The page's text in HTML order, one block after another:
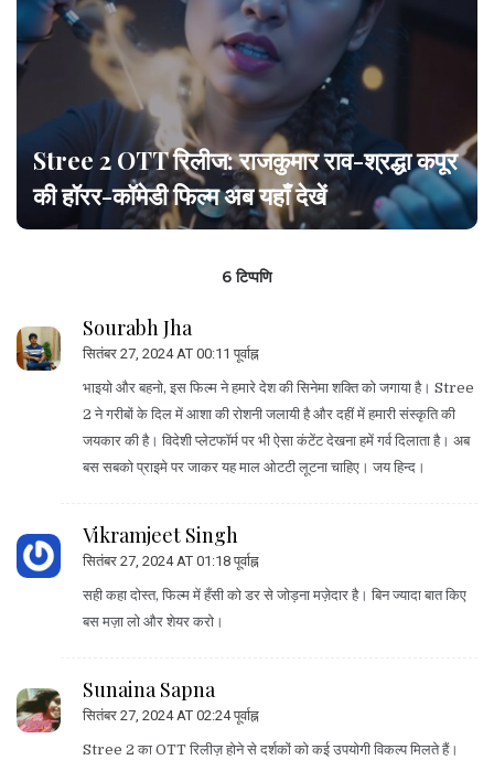
Stree 2 OTT रिलीज: राजकुमार राव-श्रद्धा कपूर
की हॉरर-कॉमेडी फिल्म अब यहाँ देखें
6 टिप्पणि
Sourabh Jha
सितंबर 27, 2024 AT 00:11 पूर्वाह्न
भाइयो और बहनो, इस फिल्म ने हमारे देश की सिनेमा शक्ति को जगाया है। Stree
2 ने गरीबों के दिल में आशा की रोशनी जलायी है और दहीं में हमारी संस्कृति की
जयकार की है। विदेशी प्लेटफॉर्म पर भी ऐसा कंटेंट देखना हमें गर्व दिलाता है। अब
बस सबको प्राइमे पर जाकर यह माल ओटटी लूटना चाहिए। जय हिन्द।
Vikramjeet Singh
सितंबर 27, 2024 AT 01:18 पूर्वाह्न
सही कहा दोस्त, फिल्म में हँसी को डर से जोड़ना मज़ेदार है। बिन ज्यादा बात किए
बस मज़ा लो और शेयर करो।
Sunaina Sapna
सितंबर 27, 2024 AT 02:24 पूर्वाह्न
Stree 2 का OTT रिलीज़ होने से दर्शकों को कई उपयोगी विकल्प मिलते हैं।